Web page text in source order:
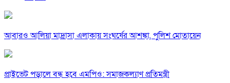
আবারও আলিয়া মাদ্রাসা এলাকায় সংঘর্ষের আশঙ্কা, পুলিশ মোতায়েন
প্রাইভেট পড়ালে বন্ধ হবে এমপিও: সমাজকল্যাণ প্রতিমন্ত্রী